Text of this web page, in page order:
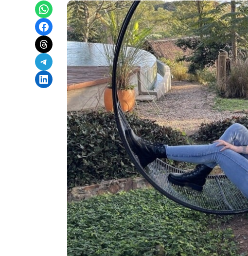
Share on WhatsApp
Share on Facebook
Share on Threads
Share on Telegram
Share on LinkedIn